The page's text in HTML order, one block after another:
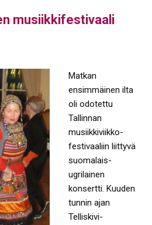
musiikkifestivaali
Matkan
ensimmäinen ilta
oli odotettu
Tallinnan
musiikkiviikko-
festivaaliin liittyvä
suomalais-
ugrilainen
konsertti. Kuuden
tunnin ajan
Telliskivi-